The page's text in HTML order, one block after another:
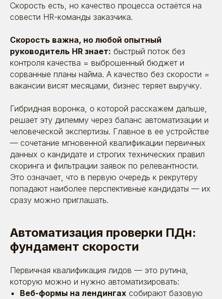
Скорость есть, но качество процесса остаётся на
совести HR-команды заказчика.
Скорость важна, но любой опытный
руководитель HR знает: быстрый поток без
контроля качества = выброшенный бюджет и
сорванные планы найма. А качество без скорости =
вакансии висят месяцами, бизнес теряет выручку.
Гибридная воронка, о которой расскажем дальше,
решает эту дилемму через баланс автоматизации и
человеческой экспертизы. Главное в ее устройстве
— сочетание мгновенной квалификации первичных
данных о кандидате и строгих технических правил
скоринга и фильтрации заявок по релевантности.
Это означает, что в первую очередь к рекрутеру
попадают наиболее перспективные кандидаты — их
сразу можно приглашать.
Автоматизация проверки ПДн:
фундамент скорости
Первичная квалификация лидов — это рутина,
которую можно и нужно автоматизировать:
Веб-формы на лендингах собирают базовую